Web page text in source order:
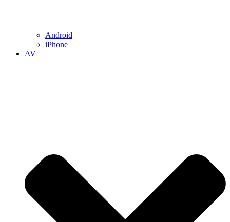
Android
iPhone
AV